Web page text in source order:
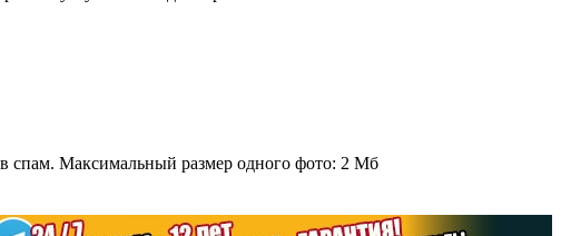
спам. Максимальный размер одного фото: 2 Мб